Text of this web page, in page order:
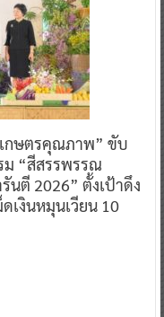
กษตรคุณภาพ” ขับ
ม “สีสรรพรรณ
นตี 2026” ตั้งเป้าดึง
เงินหมุนเวียน 10